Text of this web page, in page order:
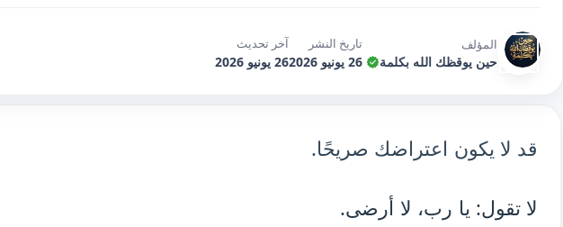
المؤلف
حين يوقظك الله بكلمة
تاريخ النشر
26 يونيو 2026
آخر تحديث
26 يونيو 2026
قد لا يكون اعتراضك صريحًا.
لا تقول: يا رب، لا أرضى.